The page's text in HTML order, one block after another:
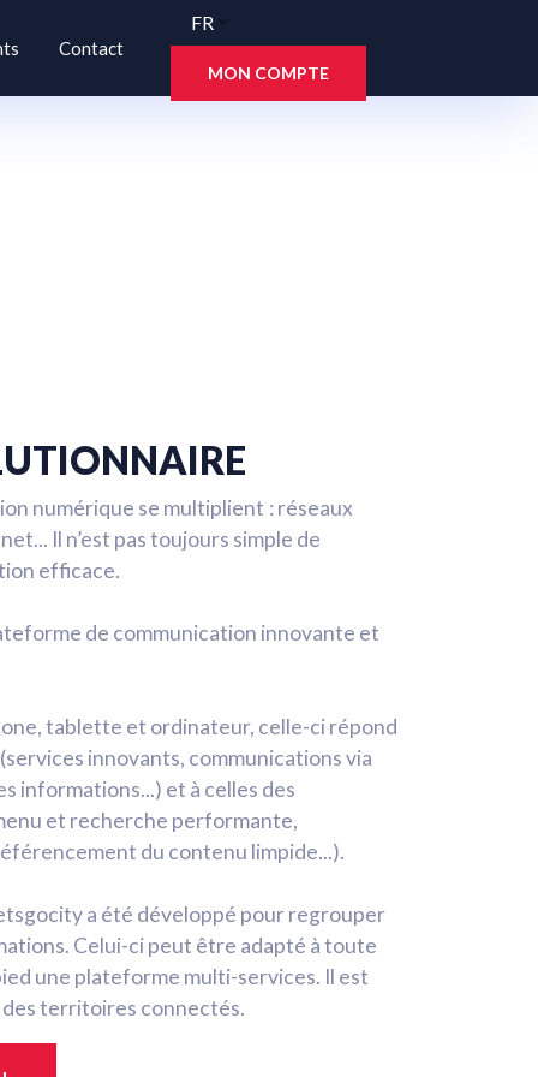
Contact
FR
MON COMPTE
numérique se multiplient : réseaux
Il n’est pas toujours simple de
efficace.
de communication innovante et
tablette et ordinateur, celle-ci répond
innovants, communications via
informations...) et à celles des
et recherche performante,
du contenu limpide...).
a été développé pour regrouper
Celui-ci peut être adapté à toute
une plateforme multi-services. Il est
des territoires connectés.